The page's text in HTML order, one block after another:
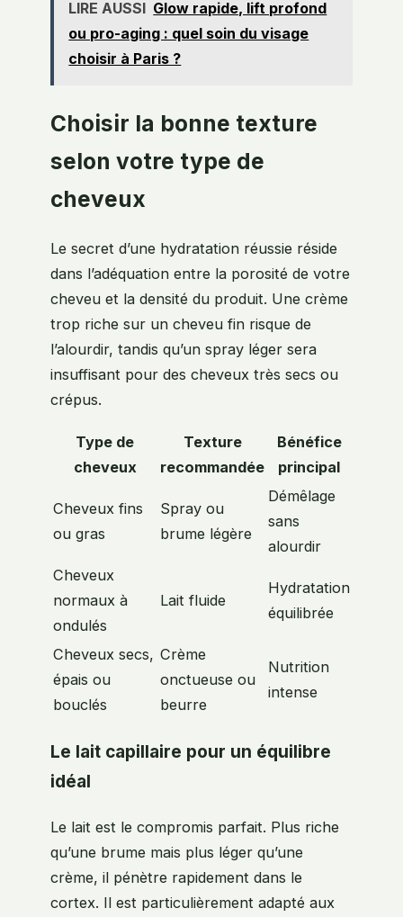
LIRE AUSSI Glow rapide, lift profond
ou pro-aging : quel soin du visage
choisir à Paris ?
Choisir la bonne texture
selon votre type de
cheveux
Le secret d’une hydratation réussie réside
dans l’adéquation entre la porosité de votre
cheveu et la densité du produit. Une crème
trop riche sur un cheveu fin risque de
l’alourdir, tandis qu’un spray léger sera
insuffisant pour des cheveux très secs ou
crépus.
Type de
cheveux
Texture
recommandée
Bénéfice
principal
Cheveux fins
ou gras
Spray ou
brume légère
Démêlage
sans
alourdir
Cheveux
normaux à
ondulés
Lait fluide
Hydratation
équilibrée
Cheveux secs,
épais ou
bouclés
Crème
onctueuse ou
beurre
Nutrition
intense
Le lait capillaire pour un équilibre
idéal
Le lait est le compromis parfait. Plus riche
qu’une brume mais plus léger qu’une
crème, il pénètre rapidement dans le
cortex. Il est particulièrement adapté aux